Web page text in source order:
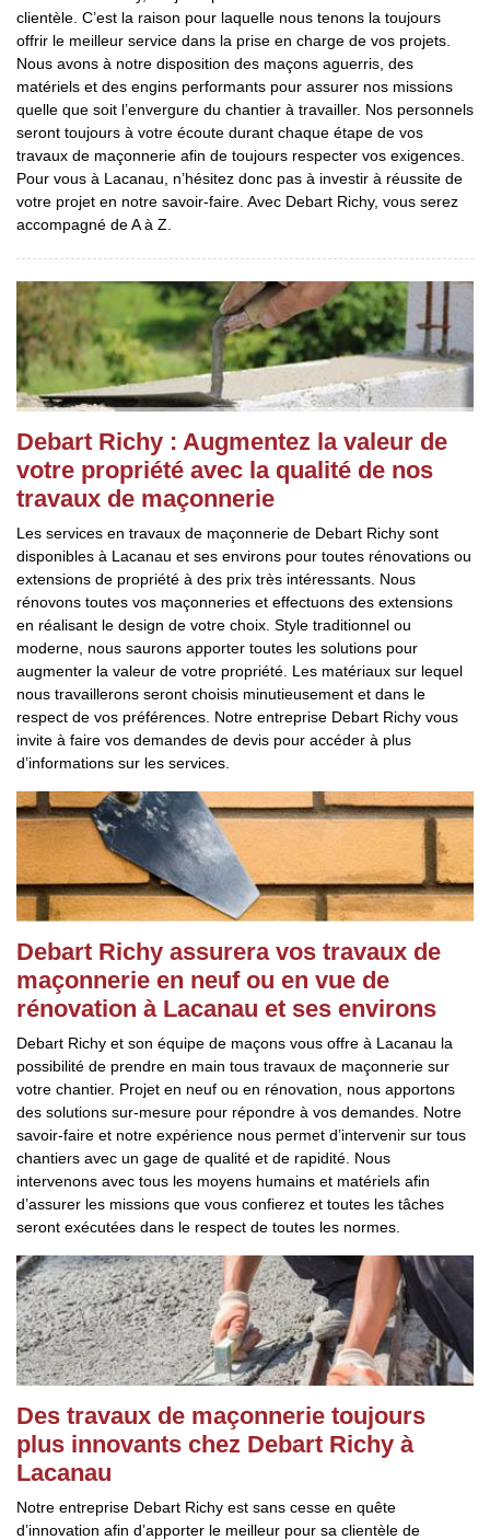
clientèle. C’est la raison pour laquelle nous tenons la toujours
offrir le meilleur service dans la prise en charge de vos projets.
Nous avons à notre disposition des maçons aguerris, des
matériels et des engins performants pour assurer nos missions
quelle que soit l’envergure du chantier à travailler. Nos personnels
seront toujours à votre écoute durant chaque étape de vos
travaux de maçonnerie afin de toujours respecter vos exigences.
Pour vous à Lacanau, n’hésitez donc pas à investir à réussite de
votre projet en notre savoir-faire. Avec Debart Richy, vous serez
accompagné de A à Z.
Debart Richy : Augmentez la valeur de
votre propriété avec la qualité de nos
travaux de maçonnerie
Les services en travaux de maçonnerie de Debart Richy sont
disponibles à Lacanau et ses environs pour toutes rénovations ou
extensions de propriété à des prix très intéressants. Nous
rénovons toutes vos maçonneries et effectuons des extensions
en réalisant le design de votre choix. Style traditionnel ou
moderne, nous saurons apporter toutes les solutions pour
augmenter la valeur de votre propriété. Les matériaux sur lequel
nous travaillerons seront choisis minutieusement et dans le
respect de vos préférences. Notre entreprise Debart Richy vous
invite à faire vos demandes de devis pour accéder à plus
d’informations sur les services.
Debart Richy assurera vos travaux de
maçonnerie en neuf ou en vue de
rénovation à Lacanau et ses environs
Debart Richy et son équipe de maçons vous offre à Lacanau la
possibilité de prendre en main tous travaux de maçonnerie sur
votre chantier. Projet en neuf ou en rénovation, nous apportons
des solutions sur-mesure pour répondre à vos demandes. Notre
savoir-faire et notre expérience nous permet d’intervenir sur tous
chantiers avec un gage de qualité et de rapidité. Nous
intervenons avec tous les moyens humains et matériels afin
d’assurer les missions que vous confierez et toutes les tâches
seront exécutées dans le respect de toutes les normes.
Des travaux de maçonnerie toujours
plus innovants chez Debart Richy à
Lacanau
Notre entreprise Debart Richy est sans cesse en quête
d’innovation afin d’apporter le meilleur pour sa clientèle de